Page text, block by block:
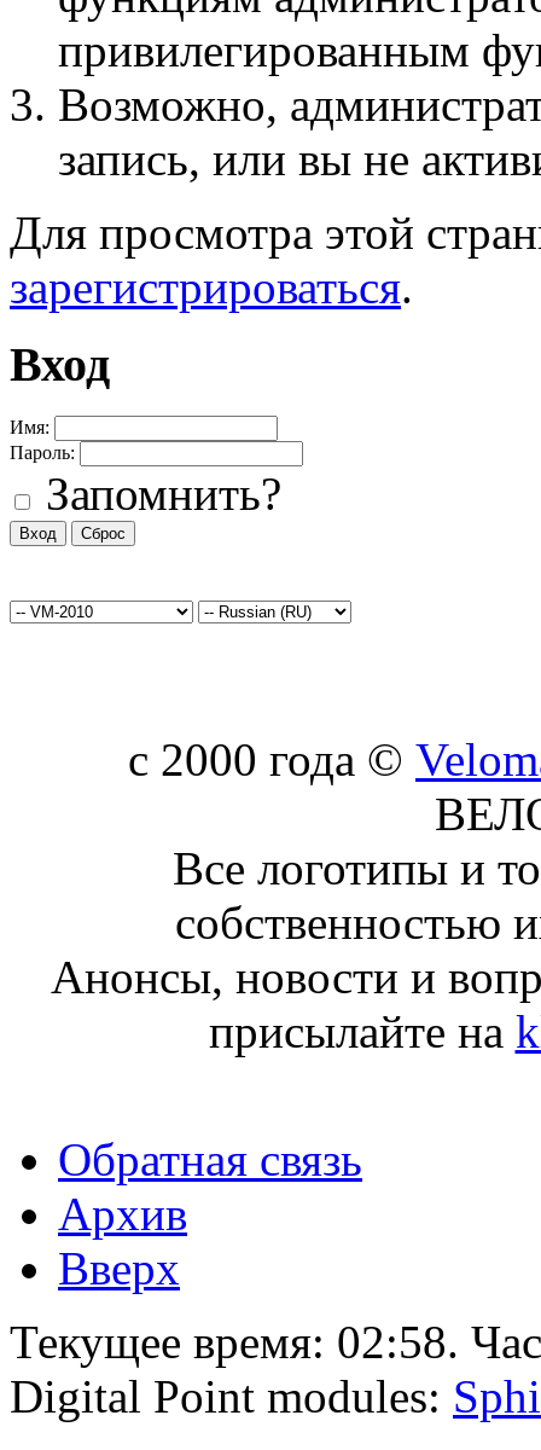
привилегированным
Возможно,
запись, или вы не
Для просмотра этой
зарегистрироваться.
Вход
Имя:
Пароль:
Запомнить?
c 2000 года ©
Все логотипы и
собственностью
Анонсы, новости и
присылайте на
Обратная связь
Архив
Вверх
Текущее время: 02:58.
Digital Point modules: